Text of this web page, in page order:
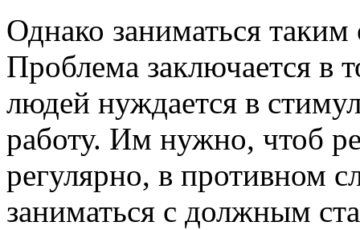
Однако заниматься
Проблема заключается в
людей нуждается в
работу. Им нужно, чтоб
регулярно, в противном
заниматься с должным